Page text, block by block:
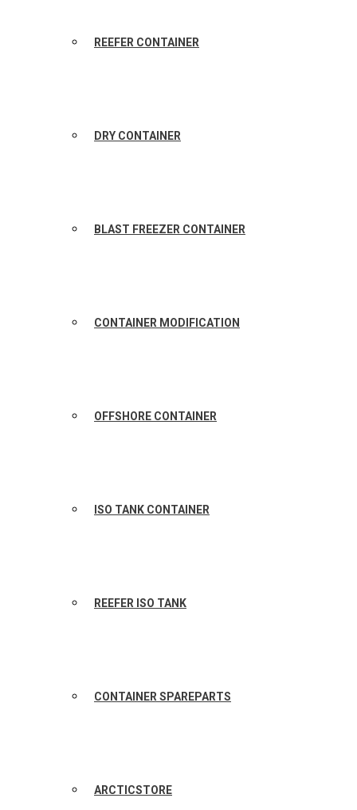
REEFER CONTAINER
DRY CONTAINER
BLAST FREEZER CONTAINER
CONTAINER MODIFICATION
OFFSHORE CONTAINER
ISO TANK CONTAINER
REEFER ISO TANK
CONTAINER SPAREPARTS
ARCTICSTORE